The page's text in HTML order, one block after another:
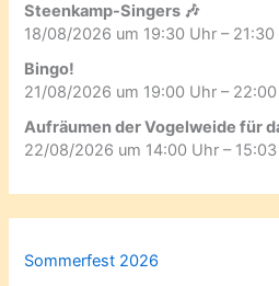
Steenkamp-Singers 🎶
18/08/2026 um 19:30 Uhr – 21:30
Bingo!
21/08/2026 um 19:00 Uhr – 22:00
Aufräumen der Vogelweide für
22/08/2026 um 14:00 Uhr – 15:03
Sommerfest 2026